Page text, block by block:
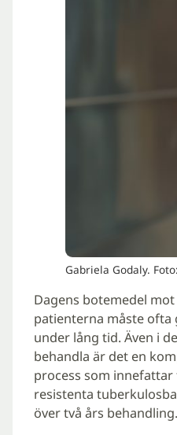
Gabriela Godaly.
Dagens botemedel
patienterna måste ofta
under lång tid. Även i
behandla är det en
process som innefattar
resistenta
över två års behandling.